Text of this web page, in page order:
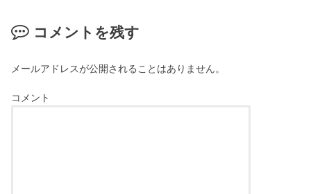
コメントを残す
メールアドレスが公開されることはありません。
コメント